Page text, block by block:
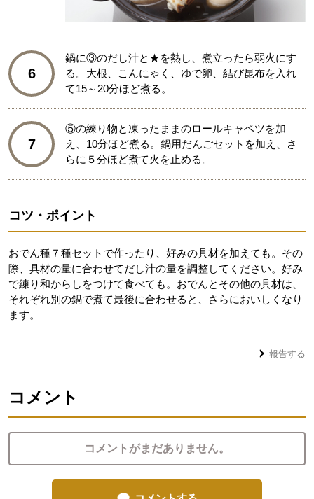
6
鍋に③のだし汁と★を熱し、煮立ったら弱火にす
る。大根、こんにゃく、ゆで卵、結び昆布を入れ
て15～20分ほど煮る。
7
⑤の練り物と凍ったままのロールキャベツを加
え、10分ほど煮る。鍋用だんごセットを加え、さ
らに５分ほど煮て火を止める。
コツ・ポイント
おでん種７種セットで作ったり、好みの具材を加えても。その
際、具材の量に合わせてだし汁の量を調整してください。好み
で練り和からしをつけて食べても。おでんとその他の具材は、
それぞれ別の鍋で煮て最後に合わせると、さらにおいしくなり
ます。
報告する
コメント
コメントがまだありません。